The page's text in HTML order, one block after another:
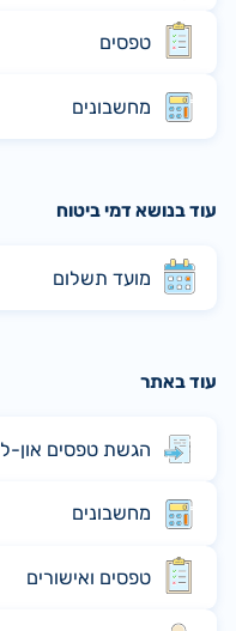
טפסים
מחשבונים
עוד בנושא דמי ביטוח
מועד תשלום
עוד באתר
הגשת טפסים און-ליין
מחשבונים
טפסים ואישורים